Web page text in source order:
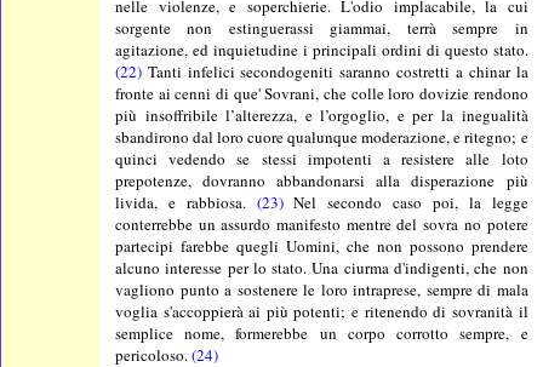
nelle violenze, e soperchierie. L'odio implacabile, la cui
sorgente non estinguerassi giammai, terrà sempre in
agitazione, ed inquietudine i principali ordini di questo stato.
(22) Tanti infelici secondogeniti saranno costretti a chinar la
fronte ai cenni di que' Sovrani, che colle loro dovizie rendono
più insoffribile l’alterezza, e l’orgoglio, e per la inegualità
sbandirono dal loro cuore qualunque moderazione, e ritegno; e
quinci vedendo se stessi impotenti a resistere alle loto
prepotenze, dovranno abbandonarsi alla disperazione più
livida, e rabbiosa. (23)Nel secondo caso poi, la legge
conterrebbe un assurdo manifesto mentre del sovra no potere
partecipi farebbe quegli Uomini, che non possono prendere
alcuno interesse per lo stato. Una ciurma d'indigenti, che non
vagliono punto a sostenere le loro intraprese, sempre di mala
voglia s'accoppierà ai più potenti; e ritenendo di sovranità il
semplice nome, formerebbe un corpo corrotto sempre, e
pericoloso.(24)